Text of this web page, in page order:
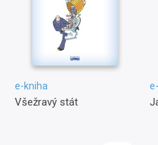
e-kniha
Všežravý stát